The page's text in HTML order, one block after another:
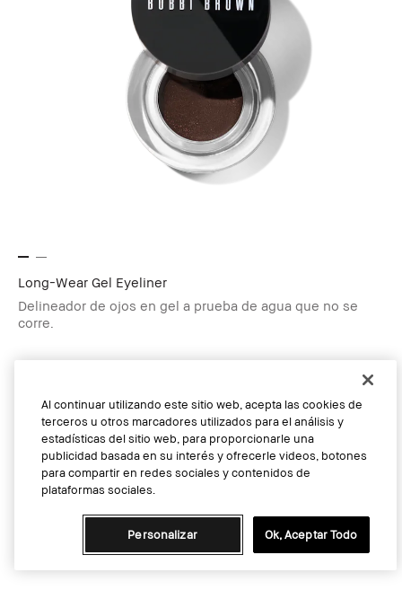
Long-Wear Gel Eyeliner
Delineador de ojos en gel a prueba de agua que no se
corre.
Chocolate Shimmer
Actualmente no tenemos stock
Añadir a la bolsa
Al continuar utilizando este sitio web, acepta las cookies de
terceros u otros marcadores utilizados para el análisis y
estadísticas del sitio web, para proporcionarle una
publicidad basada en su interés y ofrecerle videos, botones
para compartir en redes sociales y contenidos de
plataformas sociales.
Personalizar Ok, Aceptar Todo